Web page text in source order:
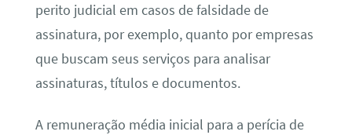
perito judicial em casos de falsidade de
assinatura, por exemplo, quanto por empresas
que buscam seus serviços para analisar
assinaturas, títulos e documentos.
A remuneração média inicial para a perícia de